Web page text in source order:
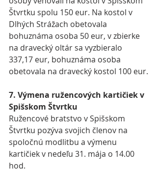
Štvrtku spolu 150 eur. Na kostol v
Dlhých Strážach obetovala
bohuznáma osoba 50 eur, v zbierke
na dravecký oltár sa vyzbieralo
337,17 eur, bohuznáma osoba
obetovala na dravecký kostol 100 eur.
7. Výmena ružencových kartičiek v
Spišskom Štvrtku
Ružencové bratstvo v Spišskom
Štvrtku pozýva svojich členov na
spoločnú modlitbu a výmenu
kartičiek v nedeľu 31. mája o 14.00
hod.